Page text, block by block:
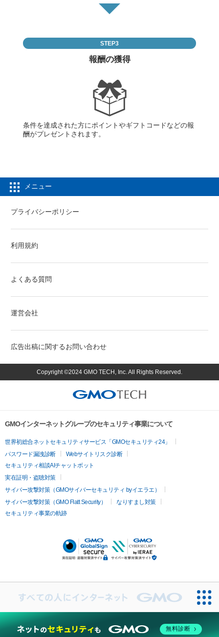
STEP3
報酬の獲得
条件を達成された方にポイントやギフトコードなどの報
酬がプレゼントされます。
メニュー
プライバシーポリシー
利用規約
よくある質問
運営会社
広告出稿に関するお問い合わせ
Copyright ©2024 GMO TECH, Inc. All Rights Reserved.
GMOインターネットグループのセキュリティ事業について
世界初総合ネットセキュリティサービス「GMOセキュリティ24」
パスワード漏洩診断
Webサイトリスク診断
セキュリティ相談AIチャットボット
実在証明・盗聴対策
サイバー攻撃対策（GMOサイバーセキュリティ byイエラエ）
サイバー攻撃対策（GMO Flatt Security）
なりすまし対策
セキュリティ事業の軌跡
無料診断